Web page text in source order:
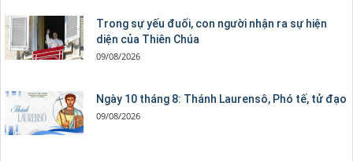
Trong sự yếu đuối, con người nhận ra sự hiện
diện của Thiên Chúa
09/08/2026
Ngày 10 tháng 8: Thánh Laurensô, Phó tế, tử đạo
09/08/2026